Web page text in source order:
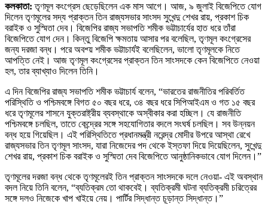
কলকাতা: তৃণমূল কংগ্রেস ছেড়েছিলেন এক মাস আগে। আজ, ৯ জুলাই বিজেপিতে যোগ
দিলেন তৃণমূলের সদ্য প্রাক্তন তিন রাজ্যসভার সাংসদ সুখেন্দু শেখর রায়, প্রকাশ চিক
বরাইক ও সুস্মিতা দেব। বিজেপির রাজ্য সভাপতি শমীক ভট্টাচার্যের হাত ধরে তাঁরা
বিজেপিতে যোগ দেন। কিন্তু বিজেপি ক্ষমতায় আসার পর বলেছিল, তৃণমূল কংগ্রেসের
জন্য দরজা বন্ধ। পরে অবশ্য় শমীক ভট্টাচার্যই বলেছিলেন, ভালো তৃণমূলকে নিতে
আপত্তি নেই। আজ তৃণমূল কংগ্রেসের প্রাক্তন তিন সাংসদকে কেন বিজেপিতে নেওয়া
হল, তার ব্যাখ্যাও দিলেন তিনি।
এ দিন বিজেপির রাজ্য সভাপতি শমীক ভট্টাচার্য বলেন, “ভারতের রাজনীতির পরিবর্তিত
পরিস্থিতি ও পশ্চিমবঙ্গে বিগত ৫০ বছর ধরে, ৩৪ বছর ধরে সিপিআইএম ও গত ১৫ বছর
ধরে তৃণমূলের শাসনে যুক্তরাষ্ট্রীয় ব্যবস্থাকে অস্বীকার করা হচ্ছিল। যে রাজনীতি
পশ্চিমবঙ্গে চলছিল, তাতে কেন্দ্রের সঙ্গে সহযোগিতার বদলে সংঘর্ষ চলছিল। সব উন্নয়ন
বন্ধ হয়ে গিয়েছিল। এই পরিস্থিতিতে প্রধানমন্ত্রী নরেন্দ্র মোদীর উপরে আস্থা রেখে
রাজ্যসভার তিন তৃণমূল সাংসদ, যারা নিজেদের পদ থেকে ইস্তফা দিয়ে দিয়েছিলেন, সুখেন্দু
শেখর রায়, প্রকাশ চিক বরাইক ও সুস্মিতা দেব বিজেপিতে আনুষ্ঠানিকভাবে যোগ দিলেন।”
তৃণমূলের দরজা বন্ধ থেকে তৃণমূলেরই তিন প্রাক্তন সাংসদকে দলে নেওয়া- এই অবস্থান
বদল নিয়ে তিনি বলেন, “ব্যতিক্রম তো থাকবেই। ব্যতিক্রমী ঘটনা ব্যতিক্রমী চরিত্রের
সঙ্গে দলও নিজেকে খাপ খাইয়ে নেয়। পার্টির সিদ্ধান্ত চূড়ান্ত সিদ্ধান্ত।”